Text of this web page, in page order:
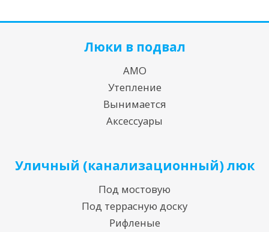
Люки в подвал
АМО
Утепление
Вынимается
Аксессуары
Уличный (канализационный) люк
Под мостовую
Под террасную доску
Рифленые